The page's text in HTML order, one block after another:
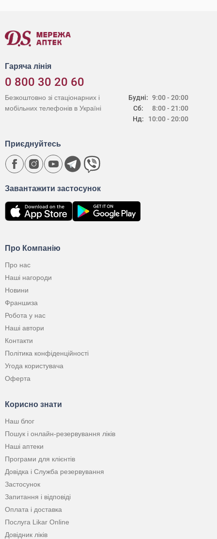
Гаряча лінія
0 800 30 20 60
Будні:
Сб:
Нд:
9:00 - 20:00
8:00 - 21:00
10:00 - 20:00
Безкоштовно зі стаціонарних і
мобільних телефонів в Україні
Про Компанію
Про нас
Наші нагороди
Новини
Франшиза
Робота у нас
Наші автори
Контакти
Політика конфіденційності
Угода користувача
Оферта
Корисно знати
Наш блог
Пошук і онлайн-резервування ліків
Наші аптеки
Програми для клієнтів
Довідка і Служба резервування
Застосунок
Запитання і відповіді
Оплата і доставка
Послуга Likar Online
Довідник ліків
Завантажити застосунок
Приєднуйтесь